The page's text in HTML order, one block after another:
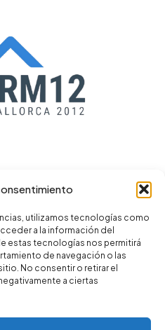
utilizamos tecnologías como
a la información del
estas tecnologías nos permitirá
de navegación o las
No consentir o retirar el
a ciertas